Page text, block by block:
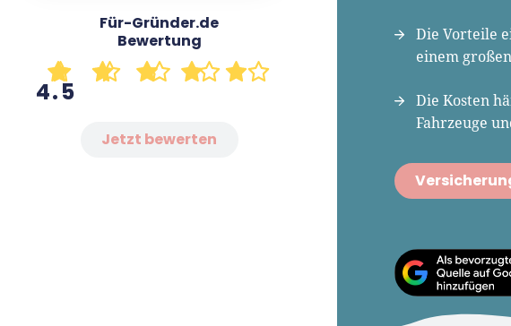
Für-Gründer.de
Bewertung
4.5
Jetzt bewerten
unserem YouTube-
Er ist
Medien und verfasst
zu
Die Vorteile
einem
Die Kosten
Fahrzeuge